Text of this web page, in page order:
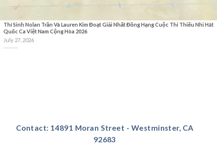
Thí Sinh Nolan Trần Và Lauren Kim Đoạt Giải Nhất Đồng Hạng Cuộc Thi Thiếu Nhi Hát
Quốc Ca Việt Nam Cộng Hòa 2026
July 27, 2026
Contact: 14891 Moran Street - Westminster, CA
92683